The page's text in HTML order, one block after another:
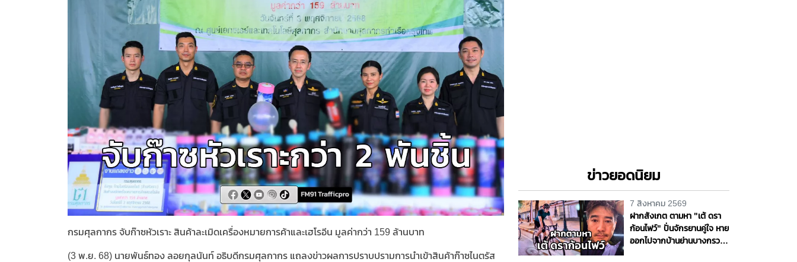
กรมศุลกากร จับก๊าซหัวเราะ สินค้าละเมิดเครื่องหมายการค้าและเฮโรอีน มูลค่ากว่า 159 ล้านบาท
(3 พ.ย. 68) นายพันธ์ทอง ลอยกุลนันท์ อธิบดีกรมศุลกากร แถลงข่าวผลการปราบปรามการนำเข้าสินค้าก๊าซไนตรัส
ข่าวยอดนิยม
7 สิงหาคม 2569
ฝากสังเกต ตามหา "เต้ ดรา
ก้อนไฟว์" ปั่นจักรยานคู่ใจ หาย
ออกไปจากบ้านย่านบางกรวย